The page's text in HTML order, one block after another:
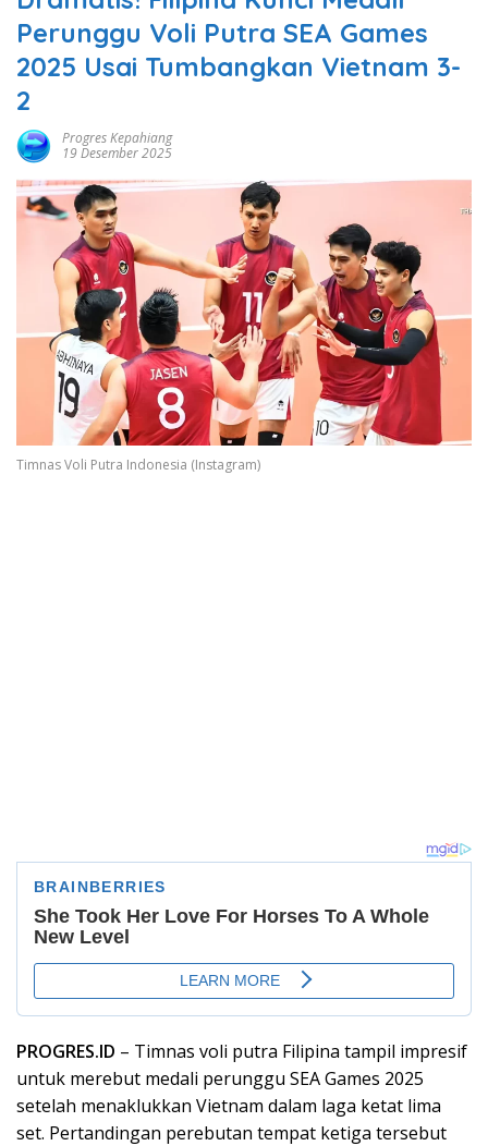
Perunggu Voli Putra SEA Games
2025 Usai Tumbangkan Vietnam 3-
2
Progres Kepahiang
19 Desember 2025
Timnas Voli Putra Indonesia (Instagram)
PROGRES.ID – Timnas voli putra Filipina tampil impresif
untuk merebut medali perunggu SEA Games 2025
setelah menaklukkan Vietnam dalam laga ketat lima
set. Pertandingan perebutan tempat ketiga tersebut